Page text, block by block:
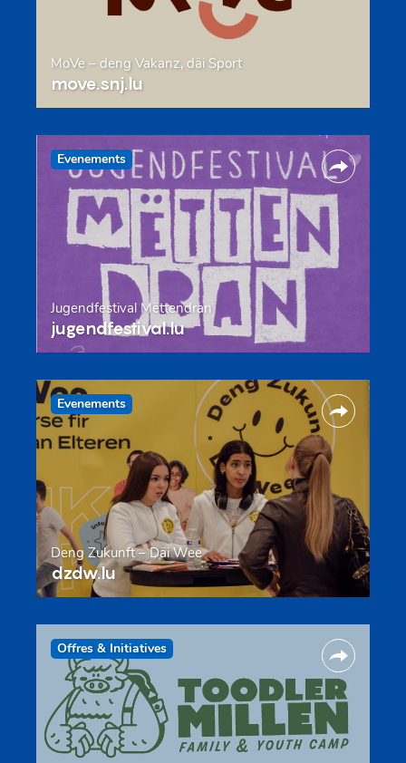
MoVe – deng Vakanz, däi Sport
move.snj.lu
Evenements
Jugendfestival Mëttendran
jugendfestival.lu
Evenements
Deng Zukunft – Däi Wee
dzdw.lu
Offres & Initiatives